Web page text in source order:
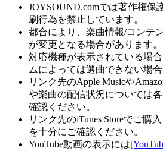
JOYSOUND.comでは著作権保
刷行為を禁止しています。
都合により、楽曲情報/コンテ
が変更となる場合があります。
対応機種が表示されている場
ムによっては選曲できない場合
リンク先のApple Musicや
や楽曲の配信状況については
確認ください。
リンク先のiTunes Storeでご購
を十分にご確認ください。
YouTube動画の表示には